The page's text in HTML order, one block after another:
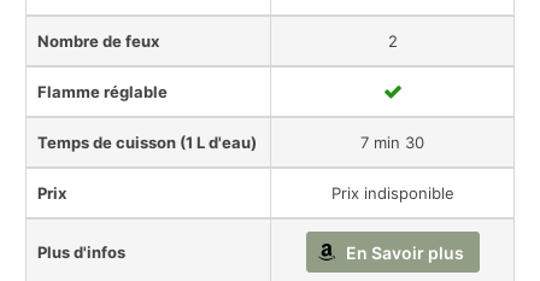
Nombre de feux 2
Flamme réglable
Temps de cuisson (1 L d'eau) 7 min 30
Prix Prix indisponible
Plus d'infos En Savoir plus